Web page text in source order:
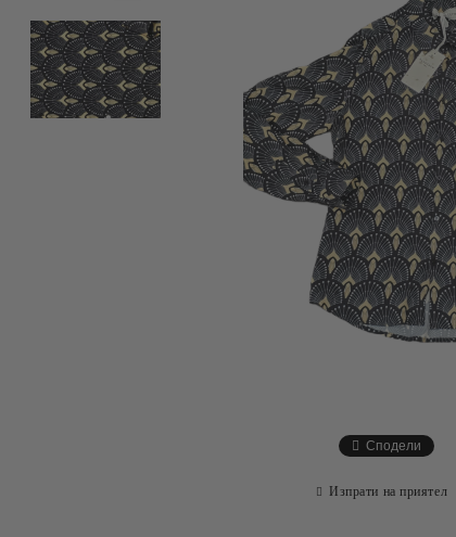
Сподели
Изпрати на приятел